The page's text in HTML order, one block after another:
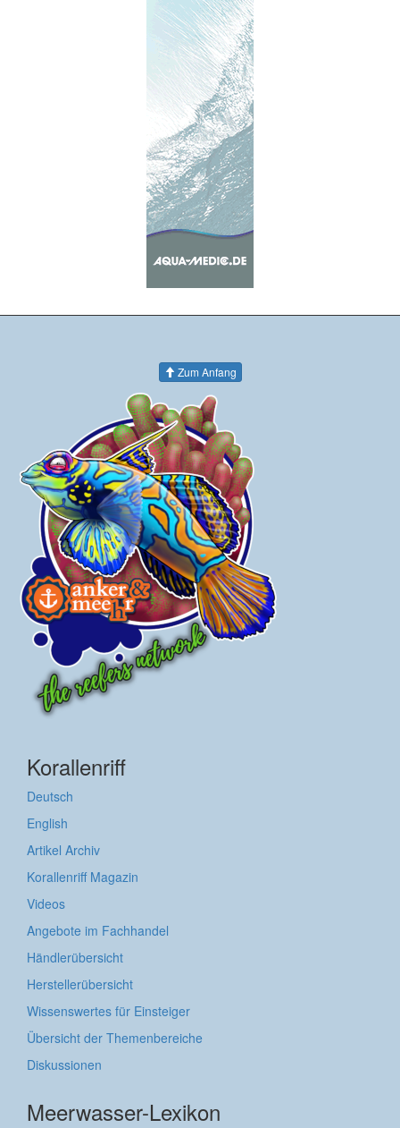
Zum Anfang
Korallenriff
Deutsch
English
Artikel Archiv
Korallenriff Magazin
Videos
Angebote im Fachhandel
Händlerübersicht
Herstellerübersicht
Wissenswertes für Einsteiger
Übersicht der Themenbereiche
Diskussionen
Meerwasser-Lexikon